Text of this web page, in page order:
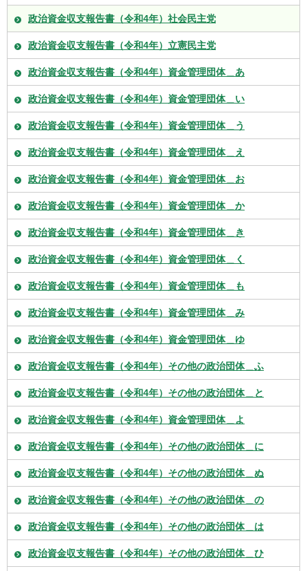
政治資金収支報告書（令和4年）社会民主党
政治資金収支報告書（令和4年）立憲民主党
政治資金収支報告書（令和4年）資金管理団体＿あ
政治資金収支報告書（令和4年）資金管理団体＿い
政治資金収支報告書（令和4年）資金管理団体＿う
政治資金収支報告書（令和4年）資金管理団体＿え
政治資金収支報告書（令和4年）資金管理団体＿お
政治資金収支報告書（令和4年）資金管理団体＿か
政治資金収支報告書（令和4年）資金管理団体＿き
政治資金収支報告書（令和4年）資金管理団体＿く
政治資金収支報告書（令和4年）資金管理団体＿も
政治資金収支報告書（令和4年）資金管理団体＿み
政治資金収支報告書（令和4年）資金管理団体＿ゆ
政治資金収支報告書（令和4年）その他の政治団体＿ふ
政治資金収支報告書（令和4年）その他の政治団体＿と
政治資金収支報告書（令和4年）資金管理団体＿よ
政治資金収支報告書（令和4年）その他の政治団体＿に
政治資金収支報告書（令和4年）その他の政治団体＿ぬ
政治資金収支報告書（令和4年）その他の政治団体＿の
政治資金収支報告書（令和4年）その他の政治団体＿は
政治資金収支報告書（令和4年）その他の政治団体＿ひ